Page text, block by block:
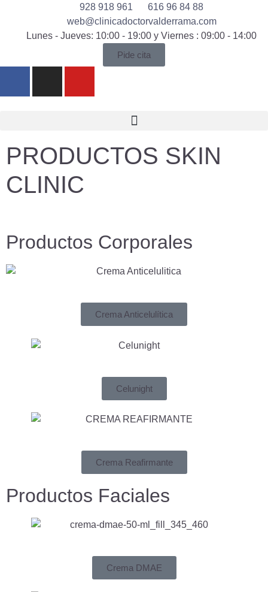
928 918 961
616 96 84 88
web@clinicadoctorvalderrama.com
Lunes - Jueves: 10:00 - 19:00 y Viernes : 09:00 - 14:00
Pide cita
PRODUCTOS SKIN
CLINIC
Productos Corporales
Crema Anticelulítica
Celunight
Crema Reafirmante
Productos Faciales
Crema DMAE